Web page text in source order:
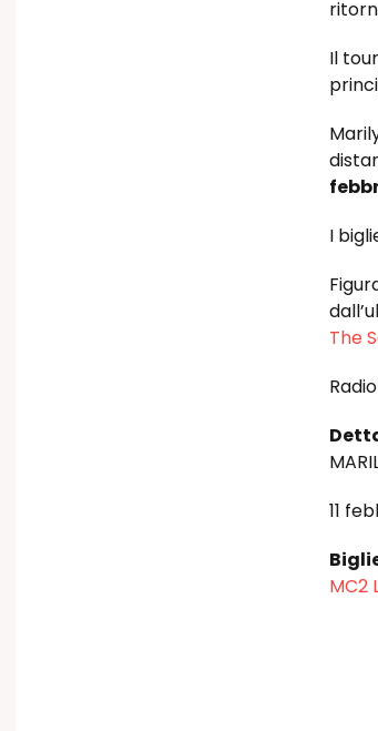
Il
I
The
11
MC2